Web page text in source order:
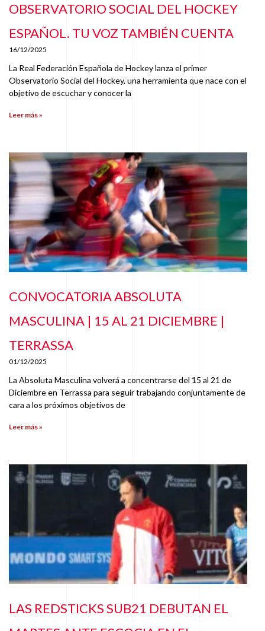
OBSERVATORIO SOCIAL DEL HOCKEY
ESPAÑOL. TU VOZ TAMBIÉN CUENTA
16/12/2025
La Real Federación Española de Hockey lanza el primer
Observatorio Social del Hockey, una herramienta que nace con el
objetivo de escuchar y conocer la
Leer más »
CONVOCATORIA ABSOLUTA
MASCULINA | 15 AL 21 DICIEMBRE |
TERRASSA
01/12/2025
La Absoluta Masculina volverá a concentrarse del 15 al 21 de
Diciembre en Terrassa para seguir trabajando conjuntamente de
cara a los próximos objetivos de
Leer más »
LAS REDSTICKS SUB21 DEBUTAN EL